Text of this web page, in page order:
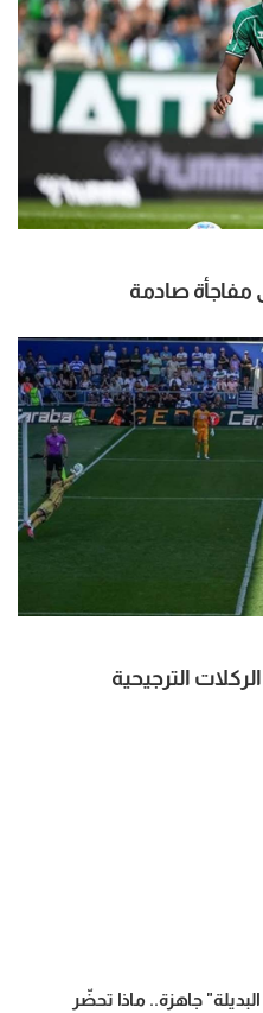
مفاجأة صادمة
الترجيحية
جاهزة.. ماذا تحضّر